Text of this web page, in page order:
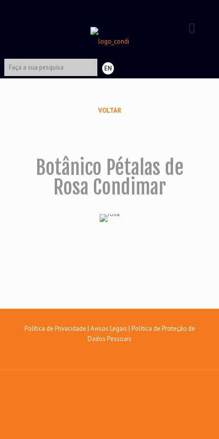
EN
VOLTAR
Botânico Pétalas de
Rosa Condimar
Política de Privacidade | Avisos Legais | Política de Proteção de
Dados Pessoais